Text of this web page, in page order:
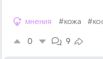
мнения #кожа
0 9